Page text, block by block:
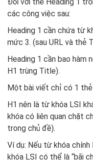
các công việc sau:
Heading 1 cần chứa từ
mức 3. (sau URL và thẻ
Heading 1 cần bao hàm
H1 trùng Title).
Một bài viết chỉ có 1 thẻ
H1 nên là từ khóa LSI
khóa có liên quan chặt
trong chủ đề).
Ví dụ: Nếu từ khóa chính
khóa LSI có thể là “bãi